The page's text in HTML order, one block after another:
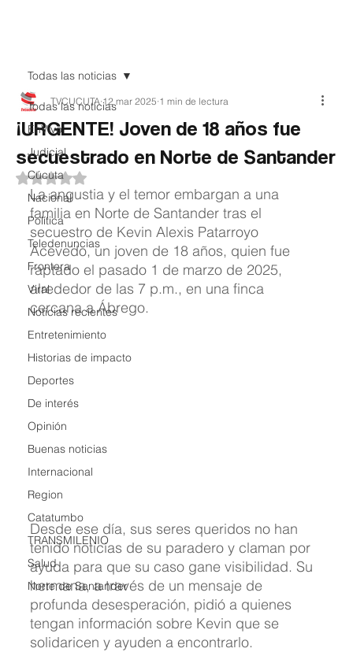
Todas las noticias
EnVivo
Judicial
Cúcuta
Nacional
Política
Teledenuncias
Frontera
Viral
Noticias recientes
Entretenimiento
Historias de impacto
Deportes
De interés
Opinión
Buenas noticias
Internacional
Region
Catatumbo
TRANSMILENIO
Salud
Norte de Santander
Todas las noticias
¡URGENTE! Joven de 18 años fue
secuestrado en Norte de Santander
TVCUCUTA 12 mar 2025 1 min de lectura
Obtuvo NaN de 5 estrellas.
La angustia y el temor embargan a una
familia en Norte de Santander tras el
secuestro de Kevin Alexis Patarroyo
Acevedo, un joven de 18 años, quien fue
raptado el pasado 1 de marzo de 2025,
alrededor de las 7 p.m., en una finca
cercana a Ábrego.
Desde ese día, sus seres queridos no han
tenido noticias de su paradero y claman por
ayuda para que su caso gane visibilidad. Su
hermana, a través de un mensaje de
profunda desesperación, pidió a quienes
tengan información sobre Kevin que se
solidaricen y ayuden a encontrarlo.